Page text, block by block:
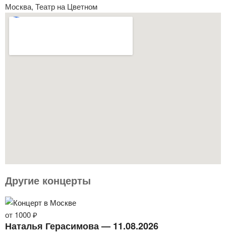
Москва, Театр на Цветном
Другие концерты
от 1000 ₽
Наталья Герасимова — 11.08.2026